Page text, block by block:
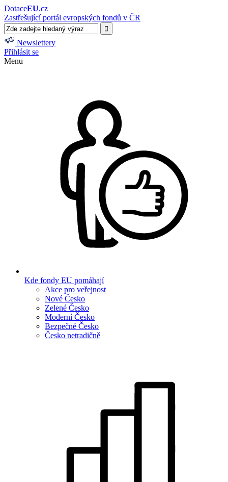
DotaceEU.cz
Zastřešující portál evropských fondů v ČR
Newslettery
Přihlásit se
Menu
Kde fondy EU pomáhají
Akce pro veřejnost
Nové Česko
Zelené Česko
Moderní Česko
Bezpečné Česko
Česko netradičně